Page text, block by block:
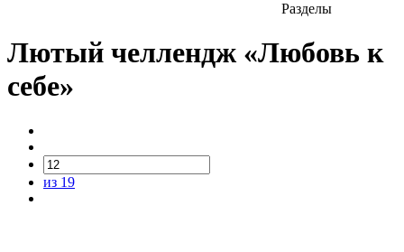
Разделы
Лютый челлендж «Любовь к
себе»
из 19